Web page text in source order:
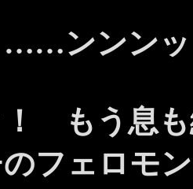
……ンンン
！ もう息
フェロモ